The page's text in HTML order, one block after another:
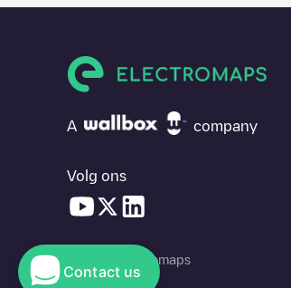
A company
Volg ons
© 2026 Electromaps
Contact us